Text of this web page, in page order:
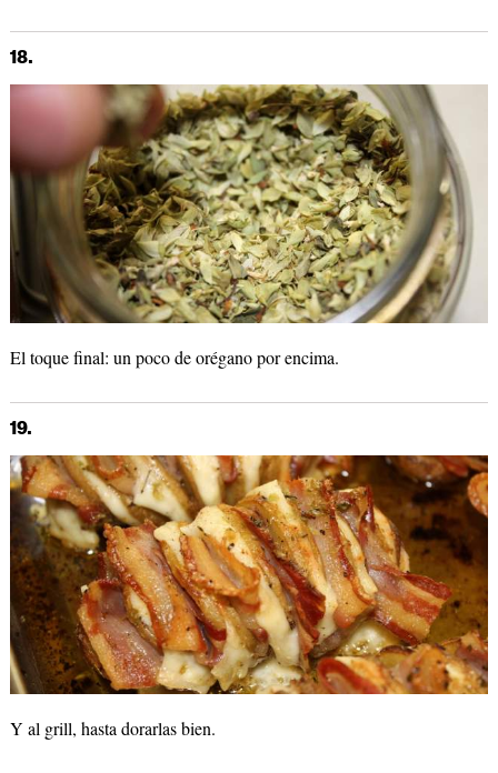
18.
El toque final: un poco de orégano por encima.
19.
Y al grill, hasta dorarlas bien.